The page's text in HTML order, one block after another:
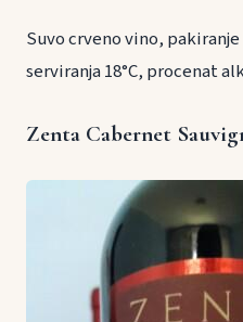
Suvo crveno vino,
serviranja 18°C, procenat
Zenta Cabernet